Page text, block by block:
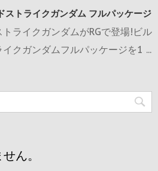
ストライクガンダム フルパッケージ
トライクガンダムがRGで登場!ビル
イクガンダムフルパッケージを1 ...
ん。